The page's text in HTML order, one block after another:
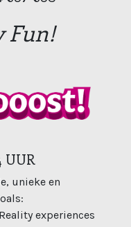
Fun!
UUR
unieke en
experiences